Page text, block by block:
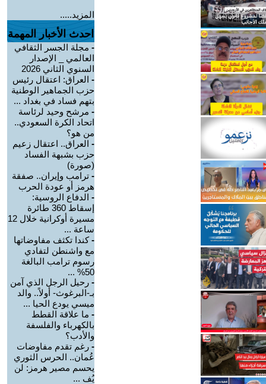
المزيد.....
احدث الأخبار المهمة
- مجلة الجسر الثقافي
العالمي _ الإصدار
السنوي الثاني 2026
- العراق: اعتقال رئيس
حزب الجماهير الوطنية
بتهم فساد في بغداد ...
- مرشح وحيد لرئاسة
اتحاد الكرة السعودي..
من هو؟
- العراق.. اعتقال زعيم
حزب بشبهة الفساد
(صورة)
- ترامب وإيران.. صفقة
هرمز أو عودة الحرب
- الدفاع الروسية:
إسقاط 360 طائرة
مسيرة أوكرانية خلال 12
ساعة ...
-كندا تكثف مفاوضاتها
مع واشنطن لتفادي
رسوم ترامب البالغة
50% ...
- رحيل الرجل الذي آمن
بـ-البرغوث- أولاً.. والد
ميسي يودع الحيا ...
- ما علاقة القطط
بالكهرباء والفلسفة
والأدب؟
- رغم تقدم مفاوضات
عُمان.. الحرس الثوري
يحسم مصير هرمز: لن
يُف ...